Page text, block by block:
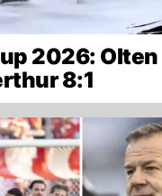
2026:
8:1